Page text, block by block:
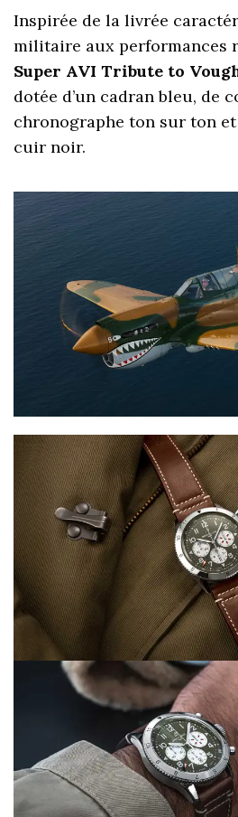
Inspirée de la livrée
militaire aux performances
Super AVI Tribute to
dotée d’un cadran bleu, de
chronographe ton sur ton et
cuir noir.